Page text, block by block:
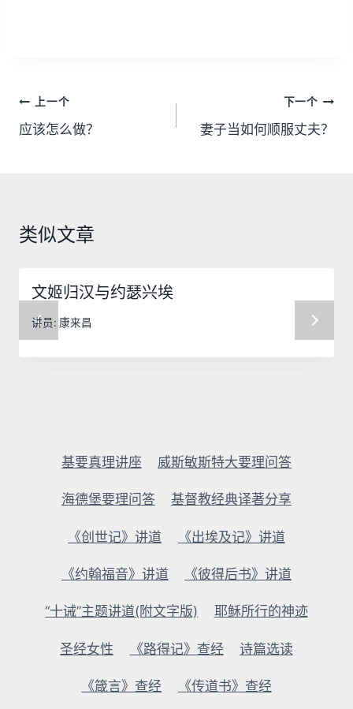
文
章
上一个
应该怎么做？
下一个
妻子当如何顺服丈夫？
类似文章
文姬归汉与约瑟兴埃
讲员: 康来昌
基要真理讲座 威斯敏斯特大要理问答
海德堡要理问答 基督教经典译著分享
《创世记》讲道 《出埃及记》讲道
《约翰福音》讲道 《彼得后书》讲道
“十诫”主题讲道(附文字版) 耶稣所行的神迹
圣经女性 《路得记》查经 诗篇选读
《箴言》查经 《传道书》查经